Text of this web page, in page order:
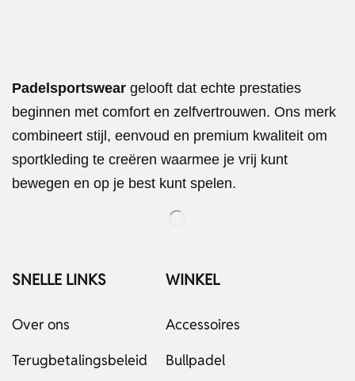
Padelsportswear gelooft dat echte prestaties
beginnen met comfort en zelfvertrouwen. Ons merk
combineert stijl, eenvoud en premium kwaliteit om
sportkleding te creëren waarmee je vrij kunt
bewegen en op je best kunt spelen.
SNELLE LINKS
Over ons
Terugbetalingsbeleid
WINKEL
Accessoires
Bullpadel